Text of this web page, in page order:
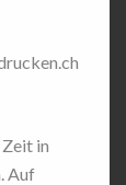
in
Auf